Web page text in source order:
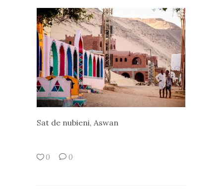
Sat de nubieni, Aswan
0 0